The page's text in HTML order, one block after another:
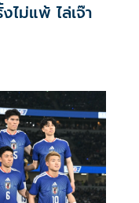
ม่แพ้ ไล่เจ๊า